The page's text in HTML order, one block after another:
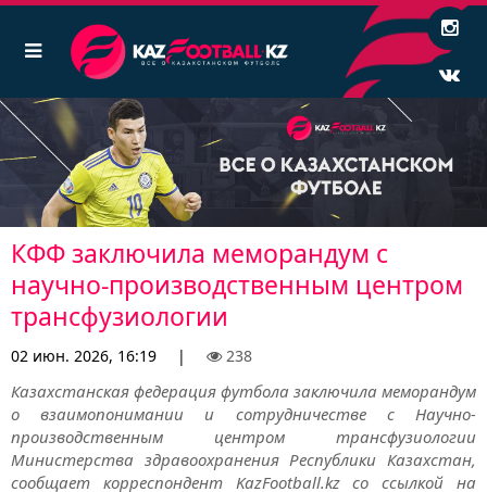
КФФ заключила меморандум с
научно-производственным центром
трансфузиологии
02 июн. 2026, 16:19 | 238
Казахстанская федерация футбола заключила меморандум
о взаимопонимании и сотрудничестве с Научно-
производственным центром трансфузиологии
Министерства здравоохранения Республики Казахстан,
сообщает корреспондент KazFootball.kz со ссылкой на